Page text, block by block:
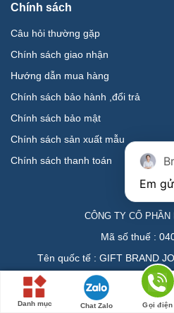
Chính sách
Câu hỏi thường gặp
Chính sách giao nhận
Hướng dẫn mua hàng
Chính sách bảo hành ,đổi trả
Chính sách bảo mật
Chính sách sản xuất mẫu
Chính sách thanh toán
CÔNG TY CỔ PHẦN
Mã số thuế :
Tên quốc tế : GIFT BRAND
Danh mục Chat Zalo Gọi điện